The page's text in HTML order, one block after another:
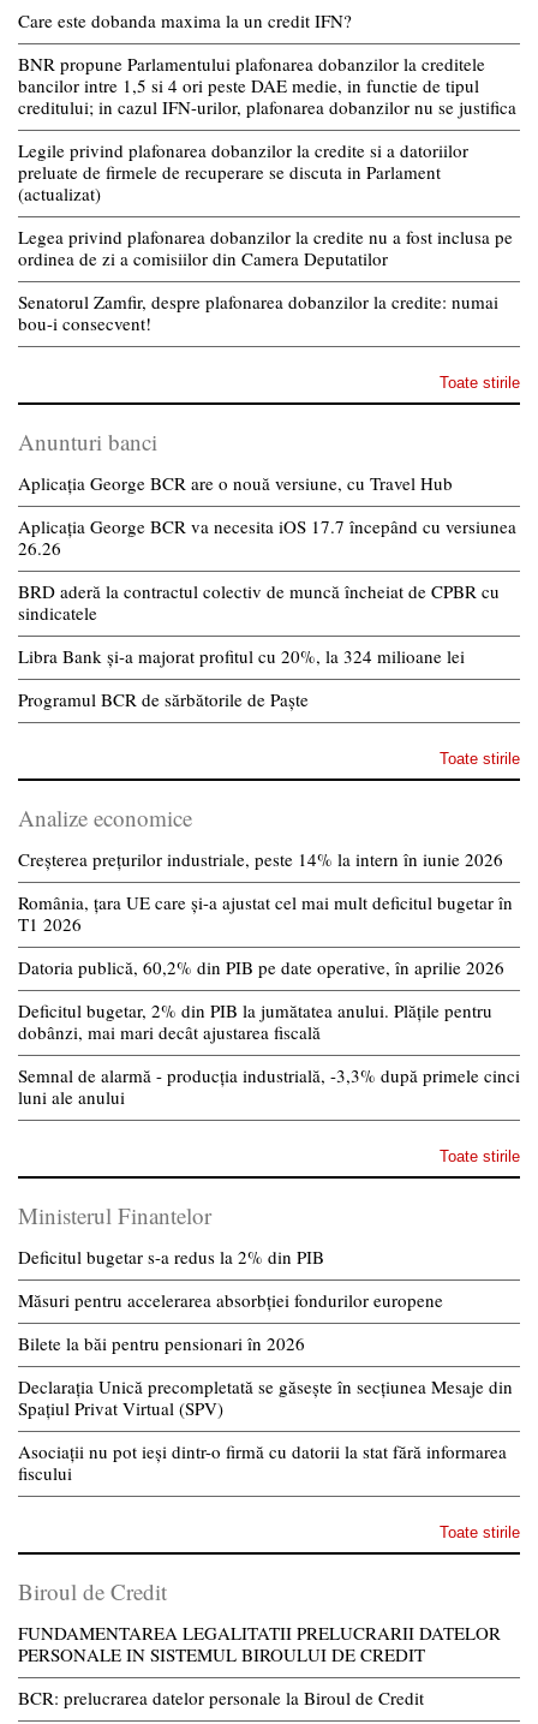
Care este dobanda maxima la un credit IFN?
BNR propune Parlamentului plafonarea dobanzilor la creditele
bancilor intre 1,5 si 4 ori peste DAE medie, in functie de tipul
creditului; in cazul IFN-urilor, plafonarea dobanzilor nu se justifica
Legile privind plafonarea dobanzilor la credite si a datoriilor
preluate de firmele de recuperare se discuta in Parlament
(actualizat)
Legea privind plafonarea dobanzilor la credite nu a fost inclusa pe
ordinea de zi a comisiilor din Camera Deputatilor
Senatorul Zamfir, despre plafonarea dobanzilor la credite: numai
bou-i consecvent!
Toate stirile
Anunturi banci
Aplicația George BCR are o nouă versiune, cu Travel Hub
Aplicația George BCR va necesita iOS 17.7 începând cu versiunea
26.26
BRD aderă la contractul colectiv de muncă încheiat de CPBR cu
sindicatele
Libra Bank și-a majorat profitul cu 20%, la 324 milioane lei
Programul BCR de sărbătorile de Paște
Toate stirile
Analize economice
Creșterea prețurilor industriale, peste 14% la intern în iunie 2026
România, țara UE care și-a ajustat cel mai mult deficitul bugetar în
T1 2026
Datoria publică, 60,2% din PIB pe date operative, în aprilie 2026
Deficitul bugetar, 2% din PIB la jumătatea anului. Plățile pentru
dobânzi, mai mari decât ajustarea fiscală
Semnal de alarmă - producția industrială, -3,3% după primele cinci
luni ale anului
Toate stirile
Ministerul Finantelor
Deficitul bugetar s-a redus la 2% din PIB
Măsuri pentru accelerarea absorbției fondurilor europene
Bilete la băi pentru pensionari în 2026
Declarația Unică precompletată se găsește în secțiunea Mesaje din
Spațiul Privat Virtual (SPV)
Asociații nu pot ieși dintr-o firmă cu datorii la stat fără informarea
fiscului
Toate stirile
Biroul de Credit
FUNDAMENTAREA LEGALITATII PRELUCRARII DATELOR
PERSONALE IN SISTEMUL BIROULUI DE CREDIT
BCR: prelucrarea datelor personale la Biroul de Credit